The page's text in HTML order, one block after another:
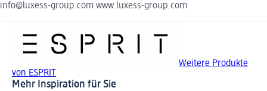
info@luxess-group.com www.luxess-group.com
Weitere Produkte
von ESPRIT
Mehr Inspiration für Sie